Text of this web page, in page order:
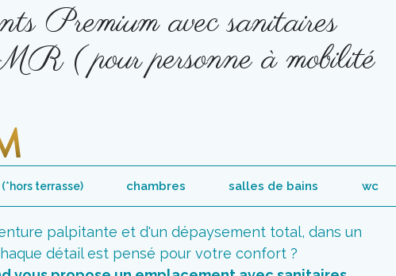
Premium avec sanitaires
( pour personne à mobilité
(*hors terrasse) chambres salles de bains wc
palpitante et d'un dépaysement total, dans un
détail est pensé pour votre confort ?